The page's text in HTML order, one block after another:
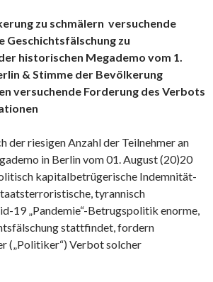
zu schmälern versuchende
Geschichtsfälschung zu
historischen Megademo vom 1.
& Stimme der Bevölkerung
versuchende Forderung des Verbots
der riesigen Anzahl der Teilnehmer an
in Berlin vom 01. August (20)20
kapitalbetrügerische Indemnität-
tyrannisch
19 „Pandemie“-Betrugspolitik enorme,
stattfindet, fordern
(„Politiker“) Verbot solcher